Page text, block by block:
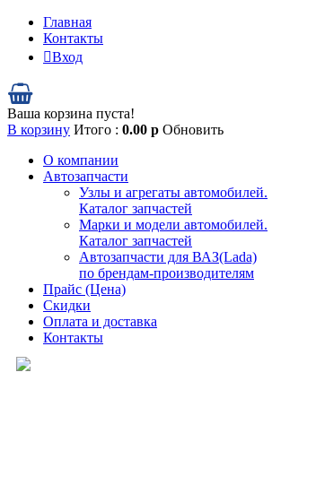
Главная
Контакты
Вход
Ваша корзина пуста!
В корзину Итого : 0.00 р Обновить
О компании
Автозапчасти
Узлы и агрегаты автомобилей.
Каталог запчастей
Марки и модели автомобилей.
Каталог запчастей
Автозапчасти для ВАЗ(Lada)
по брендам-производителям
Прайс (Цена)
Скидки
Оплата и доставка
Контакты